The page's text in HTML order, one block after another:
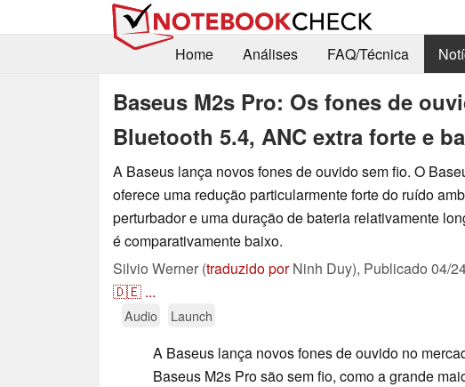
Home
Análises FAQ/Técnica
Baseus M2s Pro: Os fones de
Bluetooth 5.4, ANC extra forte e
A Baseus lança novos fones de ouvido sem fio. O
oferece uma redução particularmente forte do ruído
perturbador e uma duração de bateria relativamente
é comparativamente baixo.
Silvio Werner (traduzido porNinh Duy), Publicado 04/
🇩🇪 ...
Audio Launch
A Baseus lança novos fones de ouvido no
Baseus M2s Pro são sem fio, como a grande